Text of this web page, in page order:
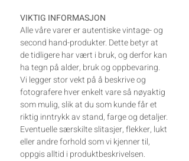
VIKTIG INFORMASJON
Alle våre varer er autentiske vintage- og
second hand-produkter. Dette betyr at
de tidligere har vært i bruk, og derfor kan
ha tegn på alder, bruk og oppbevaring.
Vi legger stor vekt på å beskrive og
fotografere hver enkelt vare så nøyaktig
som mulig, slik at du som kunde får et
riktig inntrykk av stand, farge og detaljer.
Eventuelle særskilte slitasjer, flekker, lukt
eller andre forhold som vi kjenner til,
oppgis alltid i produktbeskrivelsen.